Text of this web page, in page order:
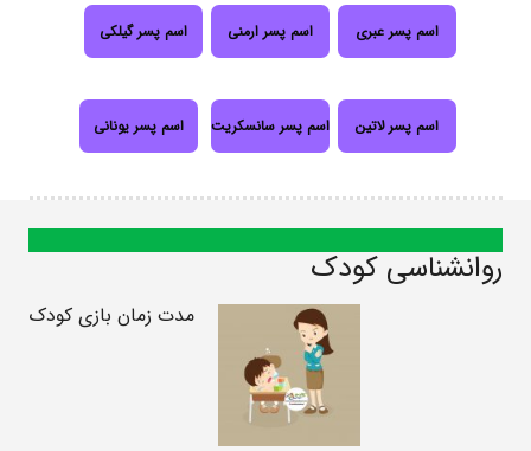
اسم پسر عبری اسم پسر ارمنی اسم پسر گیلکی
اسم پسر لاتین اسم پسر سانسکریت اسم پسر یونانی
روانشناسی کودک
مدت زمان بازی کودک